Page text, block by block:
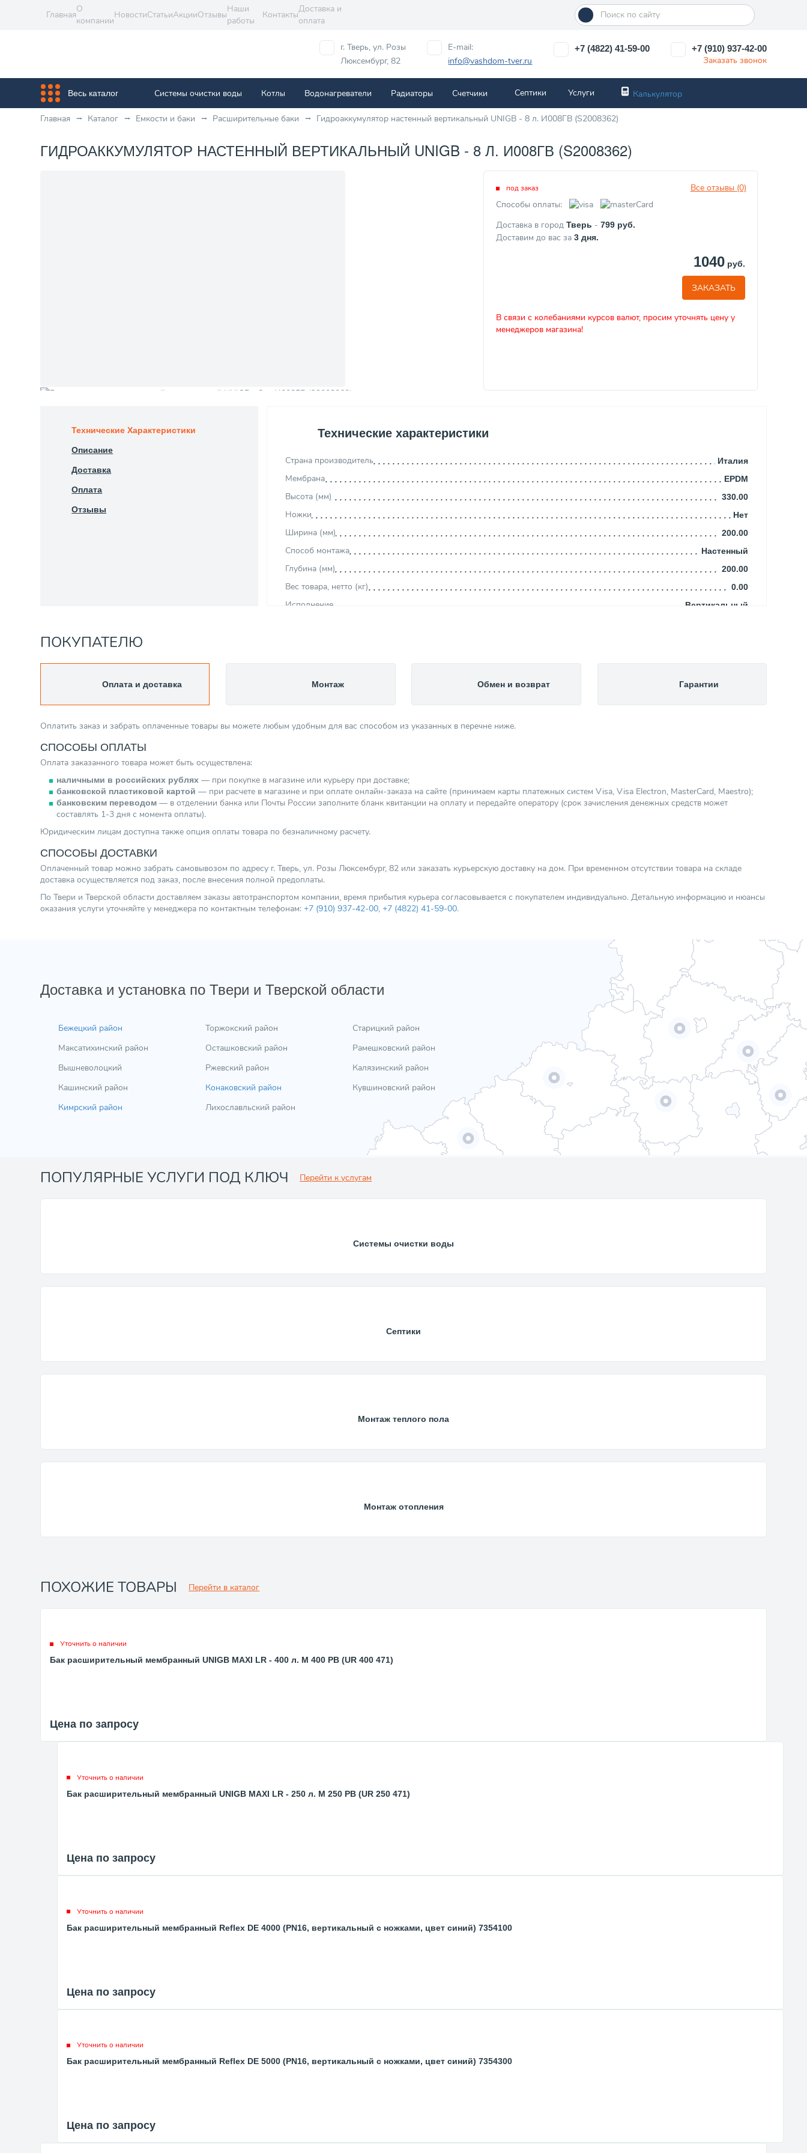
Главная
О
компании
НовостиСтатьиАкцииОтзывы
Наши
работы
Контакты
Доставка и
оплата
г. Тверь, ул. Розы
Люксембург, 82
E-mail:
info@vashdom-tver.ru
+7 (4822) 41-59-00 +7 (910) 937-42-00
Заказать звонок
Весь каталог Системы очистки воды Котлы Водонагреватели Радиаторы Cчетчики Септики Услуги Калькулятор
Главная Каталог Емкости и баки Расширительные баки Гидроаккумулятор настенный вертикальный UNIGB - 8 л. И008ГВ (S2008362)
ГИДРОАККУМУЛЯТОР НАСТЕННЫЙ ВЕРТИКАЛЬНЫЙ UNIGB - 8 Л. И008ГВ (S2008362)
Все отзывы (0)
под заказ
Способы оплаты:
Доставка в город Тверь - 799 руб.
Доставим до вас за 3 дня.
1040руб.
ЗАКАЗАТЬ
В связи с колебаниями курсов валют, просим уточнять цену у
менеджеров магазина!
Технические Характеристики Технические характеристики
Страна производитель Италия
Мембрана EPDM
Высота (мм) 330.00
Ножки Нет
Ширина (мм) 200.00
Способ монтажа Настенный
Глубина (мм) 200.00
Вес товара, нетто (кг) 0.00
Исполнение Вертикальный
Область использования
Категория
Описание
Доставка
Оплата
Отзывы
ПОКУПАТЕЛЮ
Оплата и доставка
Оплатить заказ и забрать оплаченные товары вы можете любым удобным для вас способом из указанных в перечне ниже.
СПОСОБЫ ОПЛАТЫ
Оплата заказанного товара может быть осуществлена:
наличными в российских рублях — при покупке в магазине или курьеру при доставке;
банковской пластиковой картой — при расчете в магазине и при оплате онлайн-заказа на сайте (принимаем карты платежных систем Visa, Visa Electron, MasterCard, Maestro);
банковским переводом — в отделении банка или Почты России заполните бланк квитанции на оплату и передайте оператору (срок зачисления денежных средств может
составлять 1-3 дня с момента оплаты).
Юридическим лицам доступна также опция оплаты товара по безналичному расчету.
СПОСОБЫ ДОСТАВКИ
Оплаченный товар можно забрать самовывозом по адресу г. Тверь, ул. Розы Люксембург, 82 или заказать курьерскую доставку на дом. При временном отсутствии товара на складе
доставка осуществляется под заказ, после внесения полной предоплаты.
По Твери и Тверской области доставляем заказы автотранспортом компании, время прибытия курьера согласовывается с покупателем индивидуально. Детальную информацию и нюансы
оказания услуги уточняйте у менеджера по контактным телефонам: +7 (910) 937-42-00, +7 (4822) 41-59-00.
Монтаж Обмен и возврат Гарантии
Доставка и установка по Твери и Тверской области
Бежецкий район
Максатихинский район
Вышневолоцкий
Кашинский район
Кимрский район
Торжокский район
Осташковский район
Ржевский район
Конаковский район
Лихославльский район
Старицкий район
Рамешковский район
Калязинский район
Кувшиновский район
ПОПУЛЯРНЫЕ УСЛУГИ ПОД КЛЮЧ Перейти к услугам
Системы очистки воды
Септики
Монтаж теплого пола
Монтаж отопления
ПОХОЖИЕ ТОВАРЫ Перейти в каталог
Уточнить о наличии
Бак расширительный мембранный UNIGB MAXI LR - 400 л. M 400 PB (UR 400 471)
Цена по запросу
Уточнить о наличии
Бак расширительный мембранный UNIGB MAXI LR - 250 л. M 250 PB (UR 250 471)
Цена по запросу
Уточнить о наличии
Бак расширительный мембранный Reflex DE 4000 (PN16, вертикальный с ножками, цвет синий) 7354100
Цена по запросу
Уточнить о наличии
Бак расширительный мембранный Reflex DE 5000 (PN16, вертикальный с ножками, цвет синий) 7354300
Цена по запросу